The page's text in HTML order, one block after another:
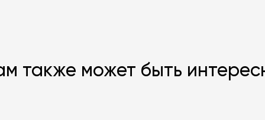
также может быть